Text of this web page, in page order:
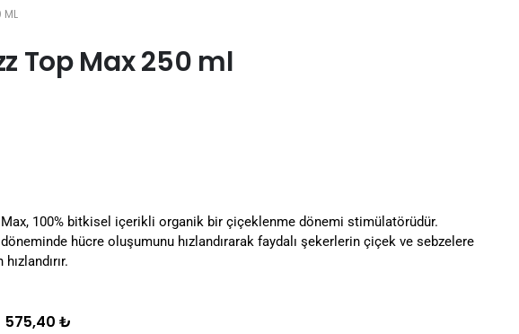
ML
Top Max 250 ml
100% bitkisel içerikli organik bir çiçeklenme dönemi stimülatörüdür.
hücre oluşumunu hızlandırarak faydalı şekerlerin çiçek ve sebzelere
hızlandırır.
575,40 ₺